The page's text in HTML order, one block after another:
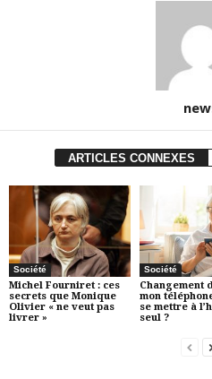
ARTICLES CONNEXES
Société
Michel Fourniret : ces
secrets que Monique
Olivier « ne veut pas
livrer »
Société
Changement
mon
se mettre à
seul ?